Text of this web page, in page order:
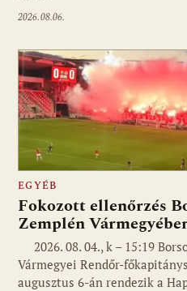
2026.08.06.
EGYÉB
Fokozott ellenőrzés
Zemplén
2026. 08. 04., k – 15:19
Vármegyei Rendőr-
augusztus 6-án rendezik a